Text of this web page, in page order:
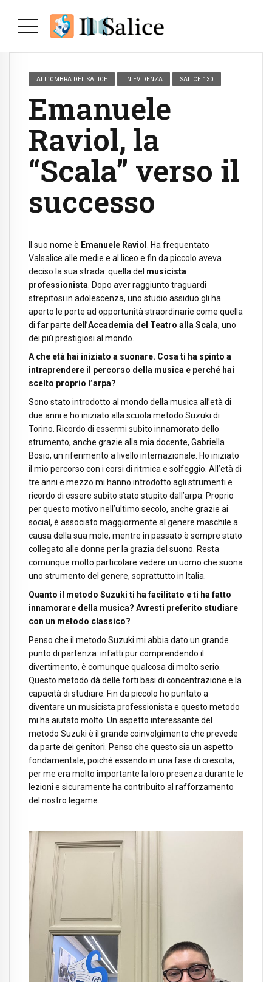
ALL’OMBRA DEL SALICE IN EVIDENZA SALICE 130
Emanuele
Raviol, la
“Scala” verso il
successo
Il suo nome è Emanuele Raviol . Ha frequentato
Valsalice alle medie e al liceo e fin da piccolo aveva
deciso la sua strada: quella del musicista
professionista . Dopo aver raggiunto traguardi
strepitosi in adolescenza, uno studio assiduo gli ha
aperto le porte ad opportunità straordinarie come quella
di far parte dell’Accademia del Teatro alla Scala, uno
dei più prestigiosi al mondo.
A che età hai iniziato a suonare. Cosa ti ha spinto a
intraprendere il percorso della musica e perché hai
scelto proprio l’arpa?
Sono stato introdotto al mondo della musica all’età di
due anni e ho iniziato alla scuola metodo Suzuki di
Torino. Ricordo di essermi subito innamorato dello
strumento, anche grazie alla mia docente, Gabriella
Bosio, un riferimento a livello internazionale. Ho iniziato
il mio percorso con i corsi di ritmica e solfeggio. All’età di
tre anni e mezzo mi hanno introdotto agli strumenti e
ricordo di essere subito stato stupito dall’arpa. Proprio
per questo motivo nell’ultimo secolo, anche grazie ai
social, è associato maggiormente al genere maschile a
causa della sua mole, mentre in passato è sempre stato
collegato alle donne per la grazia del suono. Resta
comunque molto particolare vedere un uomo che suona
uno strumento del genere, soprattutto in Italia.
Quanto il metodo Suzuki ti ha facilitato e ti ha fatto
innamorare della musica? Avresti preferito studiare
con un metodo classico?
Penso che il metodo Suzuki mi abbia dato un grande
punto di partenza: infatti pur comprendendo il
divertimento, è comunque qualcosa di molto serio.
Questo metodo dà delle forti basi di concentrazione e la
capacità di studiare. Fin da piccolo ho puntato a
diventare un musicista professionista e questo metodo
mi ha aiutato molto. Un aspetto interessante del
metodo Suzuki è il grande coinvolgimento che prevede
da parte dei genitori. Penso che questo sia un aspetto
fondamentale, poiché essendo in una fase di crescita,
per me era molto importante la loro presenza durante le
lezioni e sicuramente ha contribuito al rafforzamento
del nostro legame.